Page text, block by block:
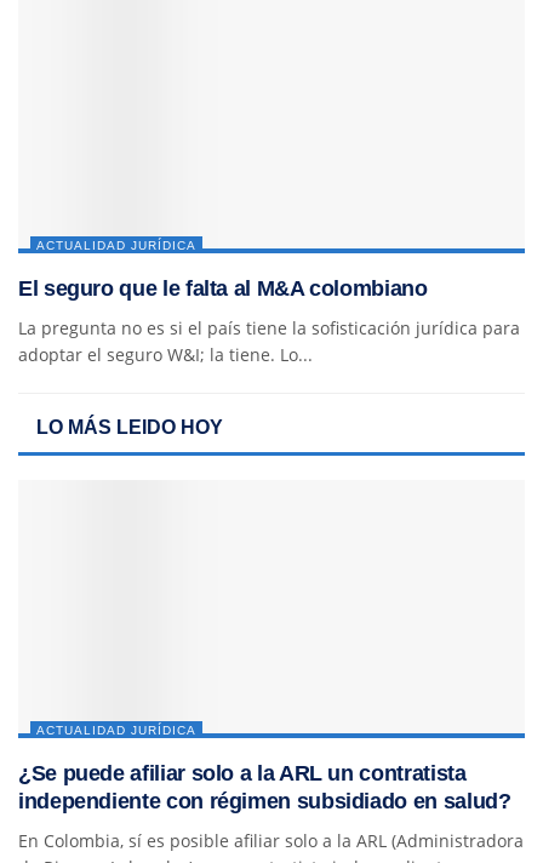
ACTUALIDAD JURÍDICA
El seguro que le falta al M&A colombiano
La pregunta no es si el país tiene la sofisticación jurídica para
adoptar el seguro W&I; la tiene. Lo...
LO MÁS LEIDO HOY
ACTUALIDAD JURÍDICA
¿Se puede afiliar solo a la ARL un contratista
independiente con régimen subsidiado en salud?
En Colombia, sí es posible afiliar solo a la ARL (Administradora